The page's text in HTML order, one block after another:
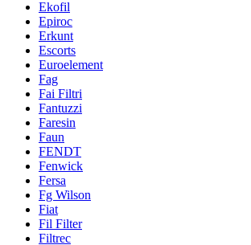
Ekofil
Epiroc
Erkunt
Escorts
Euroelement
Fag
Fai Filtri
Fantuzzi
Faresin
Faun
FENDT
Fenwick
Fersa
Fg Wilson
Fiat
Fil Filter
Filtrec